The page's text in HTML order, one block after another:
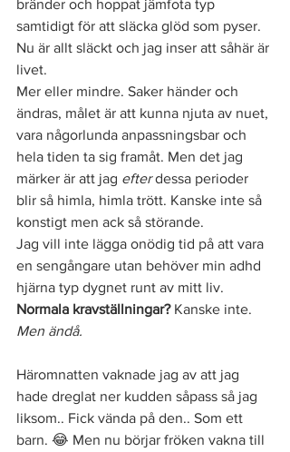
bränder och hoppat jämfota typ
samtidigt för att släcka glöd som pyser.
Nu är allt släckt och jag inser att såhär är
livet.
Mer eller mindre. Saker händer och
ändras, målet är att kunna njuta av nuet,
vara någorlunda anpassningsbar och
hela tiden ta sig framåt. Men det jag
märker är att jag efter dessa perioder
blir så himla, himla trött. Kanske inte så
konstigt men ack så störande.
Jag vill inte lägga onödig tid på att vara
en sengångare utan behöver min adhd
hjärna typ dygnet runt av mitt liv.
Normala kravställningar? Kanske inte.
Men ändå.
Häromnatten vaknade jag av att jag
hade dreglat ner kudden såpass så jag
liksom.. Fick vända på den.. Som ett
barn. 😂 Men nu börjar fröken vakna till